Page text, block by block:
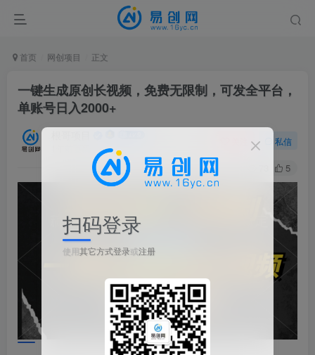
首页 网创项目 正文
一键生成原创长视频，免费无限制，可发全平台，
单账号日入2000+
私信
5
扫码登录
使用其它方式登录或注册